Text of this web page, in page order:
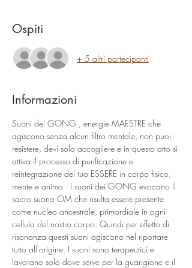
Ospiti
+ 5 altri partecipanti
Informazioni
Suoni dei GONG , energie MAESTRE che
agiscono senza alcun filtro mentale, non puoi
resistere, devi solo accogliere e in questo atto si
attiva il processo di purificazione e
reintegrazione del tuo ESSERE in corpo fisico,
mente e anima . I suoni dei GONG evocano il
sacro suono OM che risulta essere presente
come nucleo ancestrale, primordiale in ogni
cellula del nostro corpo. Quindi per effetto di
risonanza questi suoni agiscono nel riportare
tutto all'origine. I suoni sono terapeutici e
lavorano solo dove serve per la guarigione e il